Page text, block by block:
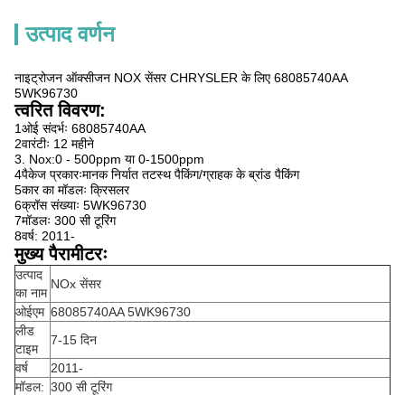
उत्पाद वर्णन
नाइट्रोजन ऑक्सीजन NOX सेंसर CHRYSLER के लिए 68085740AA
5WK96730
त्वरित विवरण:
1ओई संदर्भः 68085740AA
2वारंटीः 12 महीने
3. Nox:0 - 500ppm या 0-1500ppm
4पैकेज प्रकारःमानक निर्यात तटस्थ पैकिंग/ग्राहक के ब्रांड पैकिंग
5कार का मॉडलः क्रिसलर
6क्रॉस संख्याः 5WK96730
7मॉडलः 300 सी टूरिंग
8वर्ष: 2011-
मुख्य पैरामीटरः
उत्पाद
का नाम
NOx सेंसर
ओईएम 68085740AA 5WK96730
लीड
टाइम
7-15 दिन
वर्ष
2011-
मॉडल: 300 सी टूरिंग